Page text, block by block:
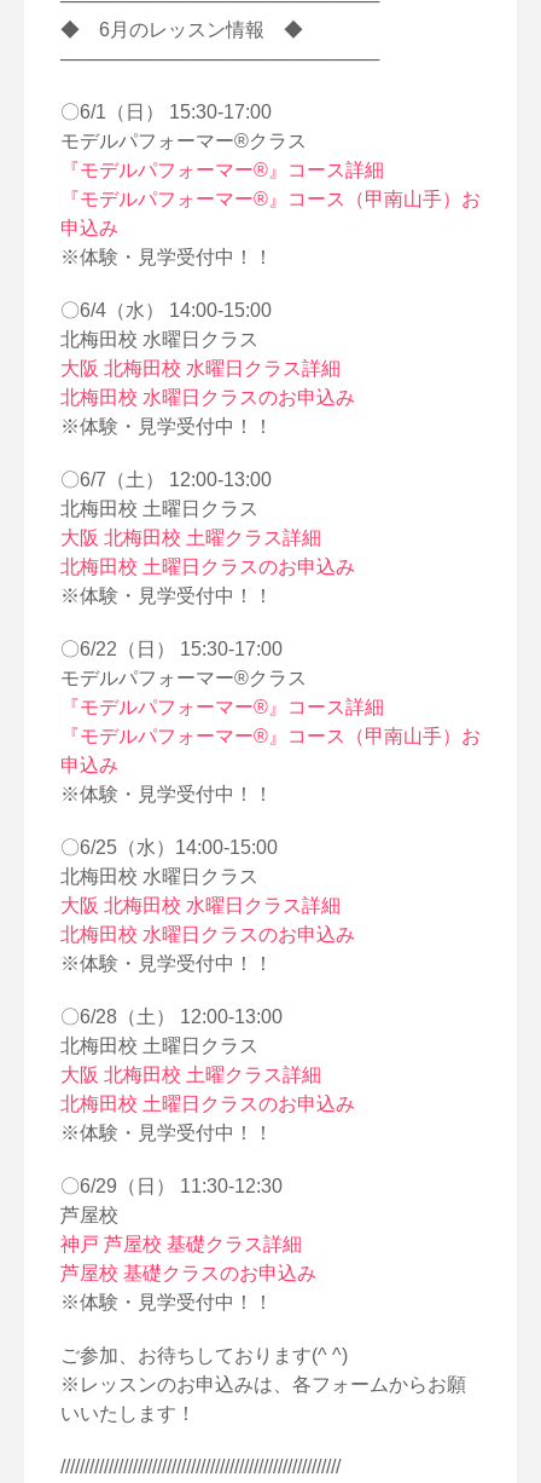
◆ 6月のレッスン情報 ◆
────────────────────────
〇6/1（日） 15:30-17:00
モデルパフォーマー®クラス
『モデルパフォーマー®』コース詳細
『モデルパフォーマー®』コース（甲南山手）お
申込み
※体験・見学受付中！！
〇6/4（水） 14:00-15:00
北梅田校 水曜日クラス
大阪 北梅田校 水曜日クラス詳細
北梅田校 水曜日クラスのお申込み
※体験・見学受付中！！
〇6/7（土） 12:00-13:00
北梅田校 土曜日クラス
大阪 北梅田校 土曜クラス詳細
北梅田校 土曜日クラスのお申込み
※体験・見学受付中！！
〇6/22（日） 15:30-17:00
モデルパフォーマー®クラス
『モデルパフォーマー®』コース詳細
『モデルパフォーマー®』コース（甲南山手）お
申込み
※体験・見学受付中！！
〇6/25（水）14:00-15:00
北梅田校 水曜日クラス
大阪 北梅田校 水曜日クラス詳細
北梅田校 水曜日クラスのお申込み
※体験・見学受付中！！
〇6/28（土） 12:00-13:00
北梅田校 土曜日クラス
大阪 北梅田校 土曜クラス詳細
北梅田校 土曜日クラスのお申込み
※体験・見学受付中！！
〇6/29（日） 11:30-12:30
芦屋校
神戸 芦屋校 基礎クラス詳細
芦屋校 基礎クラスのお申込み
※体験・見学受付中！！
ご参加、お待ちしております(^ ^)
※レッスンのお申込みは、各フォームからお願
いいたします！
//////////////////////////////////////////////////////////